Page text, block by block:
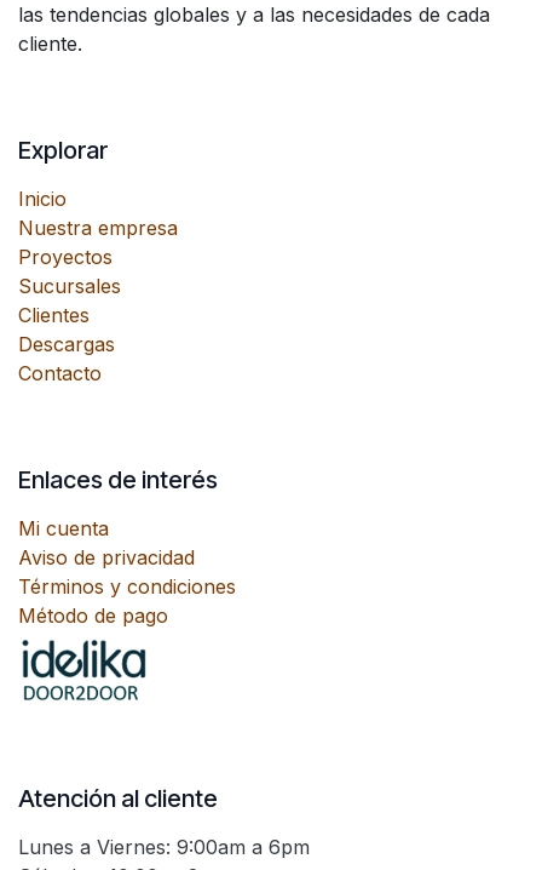
las tendencias globales y a las necesidades de cada
cliente.
Explorar
Inicio
Nuestra empresa
Proyectos
Sucursales
Clientes
Descargas
Contacto
Enlaces de interés
Mi cuenta
Aviso de privacidad
Términos y condiciones
Método de pago
Atención al cliente
Lunes a Viernes: 9:00am a 6pm